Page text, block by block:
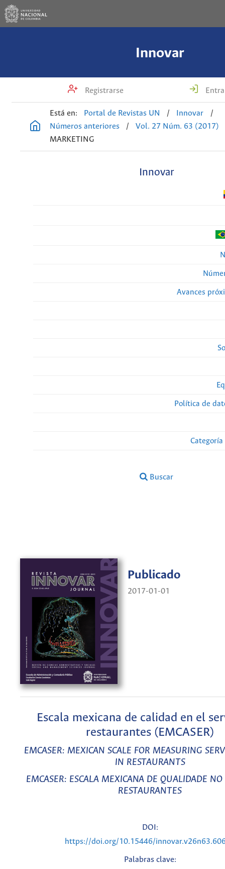
Innovar
Registrarse
Está en: Portal de Revistas UN / Innovar
/
Números anteriores
/
Vol. 27 Núm. 63 (2017)
MARKETING
Innovar
Avances
Política de
Buscar
Publicado
2017-01-01
Escala mexicana de calidad en el
restaurantes (EMCASER)
EMCASER: MEXICAN SCALE FOR MEASURING
IN RESTAURANTS
EMCASER: ESCALA MEXICANA DE QUALIDADE NO
RESTAURANTES
DOI:
https://doi.org/10.15446/
Palabras clave: